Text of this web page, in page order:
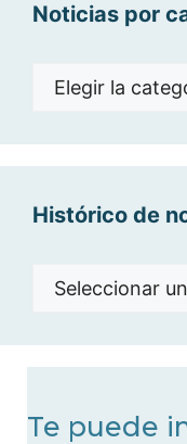
Noticias por
Noticias
Histórico de
Histórico
Te puede